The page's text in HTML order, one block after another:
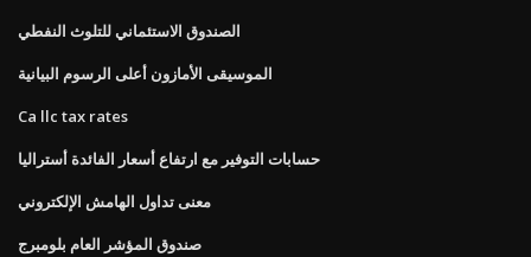
الصندوق الاستئماني للتلوث النفطي
الموسيقى الأمازون أعلى الرسوم البيانية
Ca llc tax rates
حسابات التوفير مع ارتفاع أسعار الفائدة أستراليا
معنى تداول الهامش الإلكتروني
صندوق المؤشر العام بلومبرج